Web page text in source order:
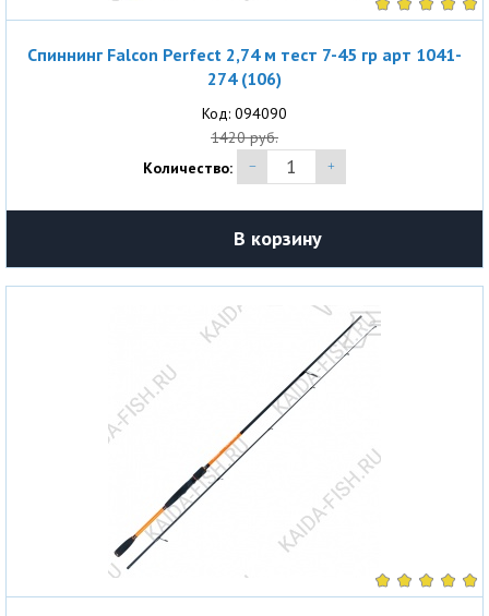
Спиннинг Falcon Perfect 2,74 м тест 7-45 гр арт 1041-
274 (106)
Код: 094090
1420 руб.
Количество:
В корзину